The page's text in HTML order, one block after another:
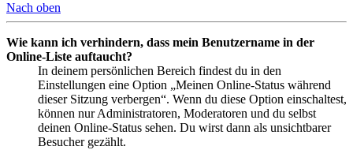
Nach oben
Wie kann ich verhindern, dass mein Benutzername in der
Online-Liste auftaucht?
In deinem persönlichen Bereich findest du in den
Einstellungen eine Option „Meinen Online-Status während
dieser Sitzung verbergen“. Wenn du diese Option einschaltest,
können nur Administratoren, Moderatoren und du selbst
deinen Online-Status sehen. Du wirst dann als unsichtbarer
Besucher gezählt.